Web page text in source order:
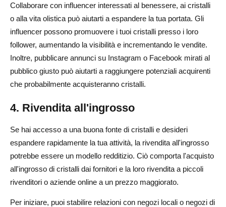
Collaborare con influencer interessati al benessere, ai cristalli
o alla vita olistica può aiutarti a espandere la tua portata. Gli
influencer possono promuovere i tuoi cristalli presso i loro
follower, aumentando la visibilità e incrementando le vendite.
Inoltre, pubblicare annunci su Instagram o Facebook mirati al
pubblico giusto può aiutarti a raggiungere potenziali acquirenti
che probabilmente acquisteranno cristalli.
4. Rivendita all'ingrosso
Se hai accesso a una buona fonte di cristalli e desideri
espandere rapidamente la tua attività, la rivendita all'ingrosso
potrebbe essere un modello redditizio. Ciò comporta l'acquisto
all'ingrosso di cristalli dai fornitori e la loro rivendita a piccoli
rivenditori o aziende online a un prezzo maggiorato.
Per iniziare, puoi stabilire relazioni con negozi locali o negozi di